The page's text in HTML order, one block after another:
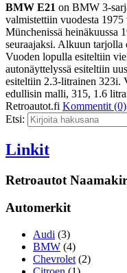
BMW E21 on BMW 3-
valmistettiin vuodesta
Münchenissä heinäkuussa
seuraajaksi. Alkuun
Vuoden lopulla esiteltiin
autonäyttelyssä esiteltiin
esiteltiin 2.3-litrainen 323i.
edullisin malli, 315, 1.6
Retroautot.fi Kommentit (0)
Etsi:
Linkit
Retroautot
Automerkit
Audi (3)
BMW (4)
Chevrolet (2)